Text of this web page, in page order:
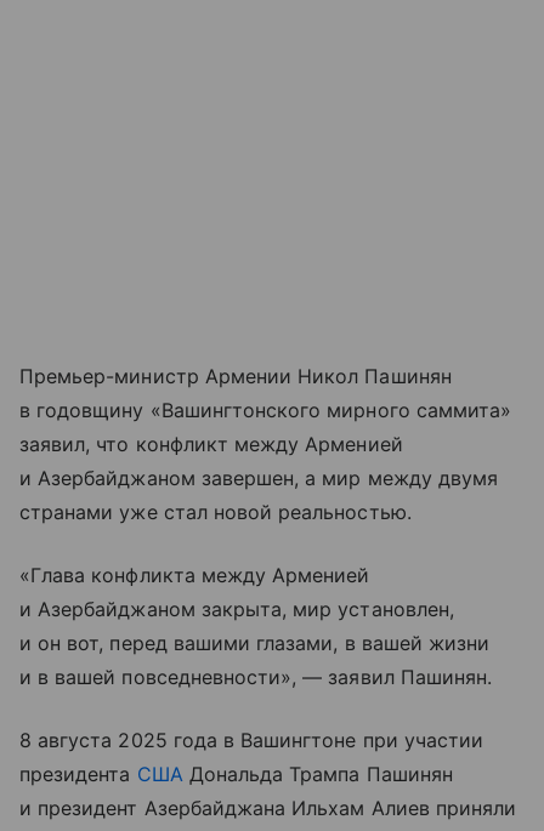
Премьер-министр Армении Никол Пашинян
в годовщину «Вашингтонского мирного саммита»
заявил, что конфликт между Арменией
и Азербайджаном завершен, а мир между двумя
странами уже стал новой реальностью.
«Глава конфликта между Арменией
и Азербайджаном закрыта, мир установлен,
и он вот, перед вашими глазами, в вашей жизни
и в вашей повседневности», — заявил Пашинян.
8 августа 2025 года в Вашингтоне при участии
президента США Дональда Трампа Пашинян
и президент Азербайджана Ильхам Алиев приняли